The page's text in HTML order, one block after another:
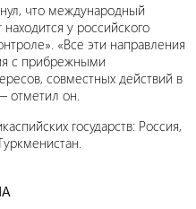
что международный
у российского
«Все эти направления
с прибрежными
совместных действий в
отметил он.
государств: Россия,